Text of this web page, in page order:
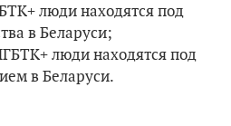
люди находятся под
в Беларуси;
люди находятся под
в Беларуси.